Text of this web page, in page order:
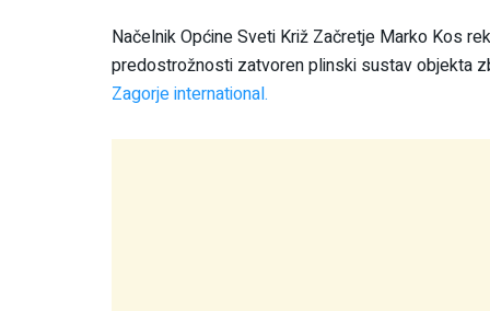
Načelnik Općine Sveti Križ Začretje Marko Kos
predostrožnosti zatvoren plinski sustav objekta
Zagorje international.